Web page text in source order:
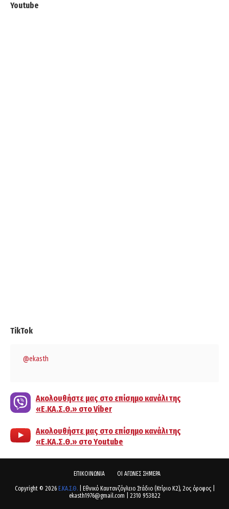
Youtube
TikTok
@ekasth
Ακολουθήστε μας στο επίσημο κανάλι της
«Ε.ΚΑ.Σ.Θ.» στο Viber
Ακολουθήστε μας στο επίσημο κανάλι της
«Ε.ΚΑ.Σ.Θ.» στο Youtube
ΕΠΙΚΟΙΝΩΝΙΑ ΟΙ ΑΓΩΝΕΣ ΣΗΜΕΡΑ
Copyright © 2026 Ε.ΚΑ.Σ.Θ.| Εθνικό Καυτανζόγλειο Στάδιο (Κτίριο Κ2), 2ος όροφος |
ekasth1976@gmail.com | 2310 953822